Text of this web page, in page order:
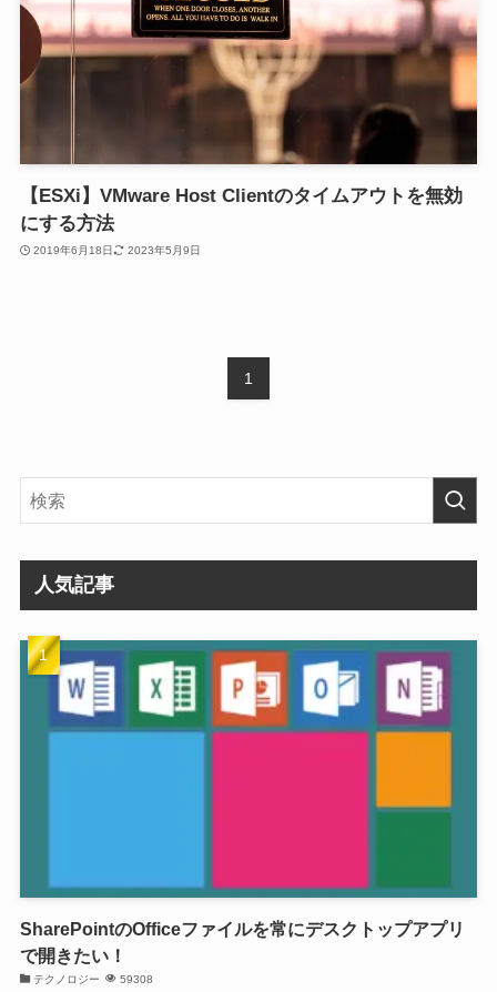
【ESXi】VMware Host Clientのタイムアウトを無効
にする方法
2019年6月18日 2023年5月9日
1
人気記事
SharePointのOfficeファイルを常にデスクトップアプリ
で開きたい！
テクノロジー 59308